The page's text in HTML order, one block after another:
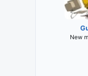
d
é
u
New